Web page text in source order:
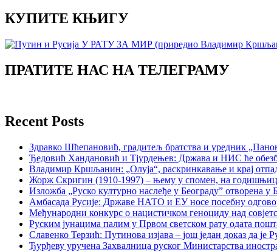
КУПИТЕ КЊИГУ
ПРАТИТЕ НАС НА ТЕЛЕГРАМУ
Recent Posts
Здравко Шћепановић, градитељ братства и уредник
Ђедовић Хандановић и Тјурдењев: Држава и НИС ће
Владимир Кршљанин: „Олуја“, раскринкавање и крај
Жорж Скригин (1910-1997) – њему у спомен, на
Изложба „Руско културно наслеђе у Београду” отворена у
Амбасада Русије: Државе НАТО и ЕУ носе посебну
Међународни конкурс о нацистичком геноциду над
Руским јунацима палим у Првом светском рату одата
Славенко Терзић: Путинова изјава – још један доказ да
Ђурђеву уручена Захвалница руског Министарства